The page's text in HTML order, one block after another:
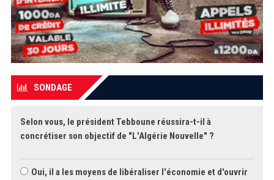
SONDAGE
Selon vous, le président Tebboune réussira-t-il à
concrétiser son objectif de "L'Algérie Nouvelle" ?
Oui, il a les moyens de libéraliser l'économie et d'ouvrir